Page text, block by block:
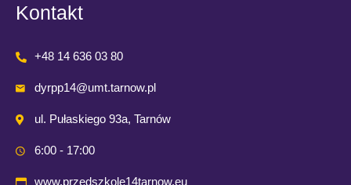
Kontakt
+48 14 636 03 80
dyrpp14@umt.tarnow.pl
ul. Pułaskiego 93a, Tarnów
6:00 - 17:00
www.przedszkole14tarnow.eu